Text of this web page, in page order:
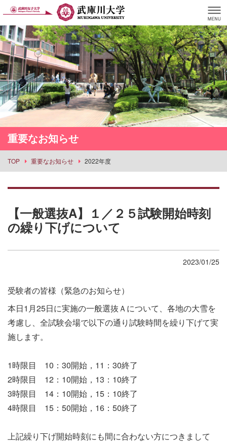
重要なお知らせ
TOP 重要なお知らせ 2022年度
【一般選抜A】１／２５試験開始時刻
の繰り下げについて
2023/01/25
受験者の皆様（緊急のお知らせ）
本日1月25日に実施の一般選抜Ａについて、各地の大雪を
考慮し、全試験会場で以下の通り試験時間を繰り下げて実
施します。
1時限目 10：30開始，11：30終了
2時限目 12：10開始，13：10終了
3時限目 14：10開始，15：10終了
4時限目 15：50開始，16：50終了
上記繰り下げ開始時刻にも間に合わない方につきまして